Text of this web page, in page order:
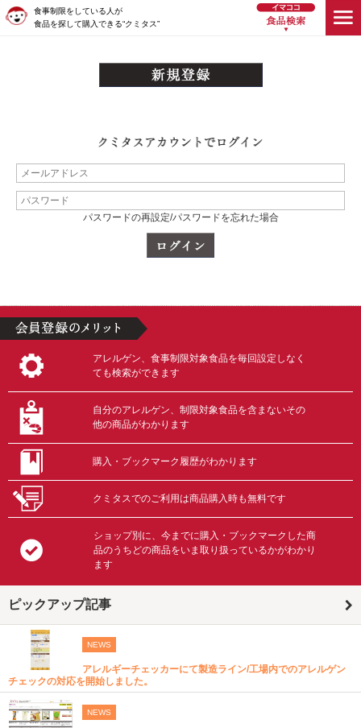
食事制限をしている人が
食品を探して購入できる“クミタス”
パスワードの再設定/パスワードを忘れた場合
アレルゲン、食事制限対象食品を毎回設定しなく
ても検索ができます
自分のアレルゲン、制限対象食品を含まないその
他の商品がわかります
購入・ブックマーク履歴がわかります
クミタスでのご利用は商品購入時も無料です
ショップ別に、今までに購入・ブックマークした商
品のうちどの商品をいま取り扱っているかがわかり
ます
ピックアップ記事
NEWS
アレルギーチェッカーにて製造ライン/工場内でのアレルゲン
チェックの対応を開始しました。
NEWS